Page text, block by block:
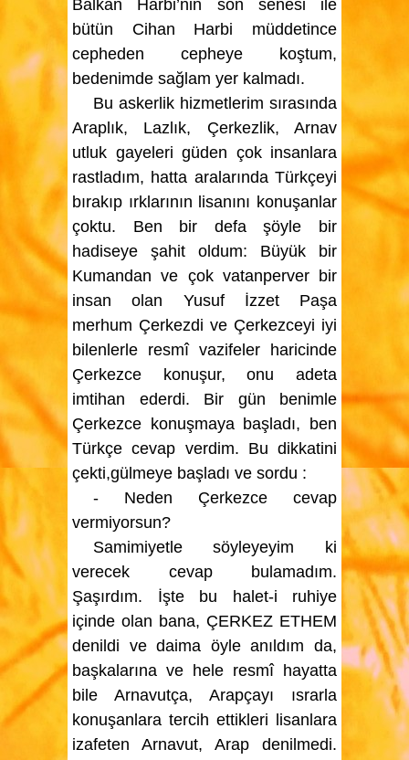
Balkan Harbi’nin son senesi ile
bütün Cihan Harbi müddetince
cepheden cepheye koştum,
bedenimde sağlam yer kalmadı.
Bu askerlik hizmetlerim sırasında
Araplık, Lazlık, Çerkezlik, Arnav
utluk gayeleri güden çok insanlara
rastladım, hatta aralarında Türkçeyi
bırakıp ırklarının lisanını konuşanlar
çoktu. Ben bir defa şöyle bir
hadiseye şahit oldum: Büyük bir
Kumandan ve çok vatanperver bir
insan olan Yusuf İzzet Paşa
merhum Çerkezdi ve Çerkezceyi iyi
bilenlerle resmî vazifeler haricinde
Çerkezce konuşur, onu adeta
imtihan ederdi. Bir gün benimle
Çerkezce konuşmaya başladı, ben
Türkçe cevap verdim. Bu dikkatini
çekti,gülmeye başladı ve sordu :
- Neden Çerkezce cevap
vermiyorsun?
Samimiyetle söyleyeyim ki
verecek cevap bulamadım.
Şaşırdım. İşte bu halet-i ruhiye
içinde olan bana, ÇERKEZ ETHEM
denildi ve daima öyle anıldım da,
başkalarına ve hele resmî hayatta
bile Arnavutça, Arapçayı ısrarla
konuşanlara tercih ettikleri lisanlara
izafeten Arnavut, Arap denilmedi.